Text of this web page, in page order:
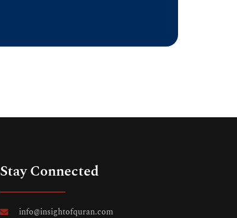
Stay Connected
info@insightofquran.com